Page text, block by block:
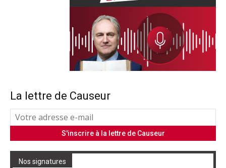
La lettre de Causeur
Nos signatures